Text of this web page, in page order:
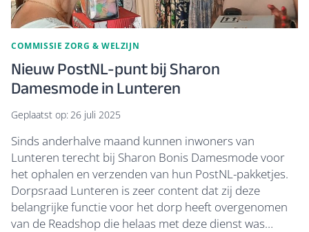
COMMISSIE ZORG & WELZIJN
Nieuw PostNL-punt bij Sharon
Damesmode in Lunteren
Geplaatst op:26 juli 2025
Sinds anderhalve maand kunnen inwoners van
Lunteren terecht bij Sharon Bonis Damesmode voor
het ophalen en verzenden van hun PostNL-pakketjes.
Dorpsraad Lunteren is zeer content dat zij deze
belangrijke functie voor het dorp heeft overgenomen
van de Readshop die helaas met deze dienst was…